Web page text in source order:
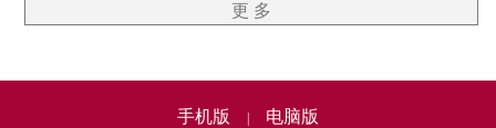
更 多
手机版 电脑版